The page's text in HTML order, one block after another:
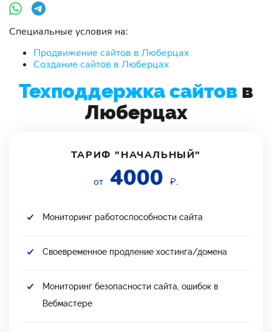
Специальные условия на:
Продвижение сайтов в Люберцах
Создание сайтов в Люберцах
Техподдержка сайтов в
Люберцах
ТАРИФ "НАЧАЛЬНЫЙ"
от 4000 ₽.
Мониторинг работоспособности сайта
Своевременное продление хостинга/домена
Мониторинг безопасности сайта, ошибок в
Вебмастере